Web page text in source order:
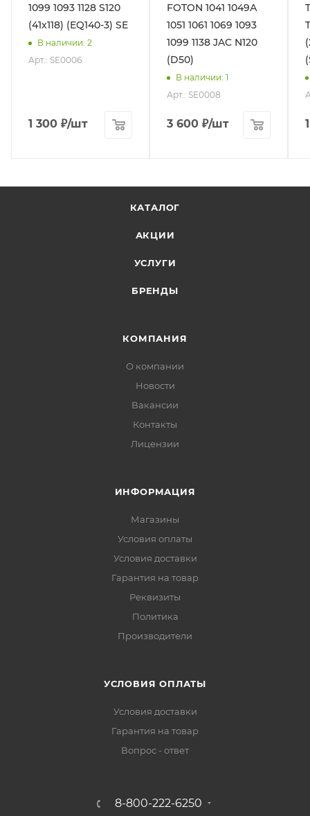
1099 1093 1128 S120
(41х118) (EQ140-3) SE
В наличии: 2
Арт.: SE0006
1 300 ₽/шт
FOTON 1041 1049А
1051 1061 1069 1093
1099 1138 JAC N120
(D50)
В наличии: 1
Арт.: SE0008
3 600 ₽/шт
КАТАЛОГ
АКЦИИ
УСЛУГИ
БРЕНДЫ
КОМПАНИЯ
О компании
Новости
Вакансии
Контакты
Лицензии
ИНФОРМАЦИЯ
Магазины
Условия оплаты
Условия доставки
Гарантия на товар
Реквизиты
Политика
Производители
УСЛОВИЯ ОПЛАТЫ
Условия доставки
Гарантия на товар
Вопрос - ответ
8-800-222-6250